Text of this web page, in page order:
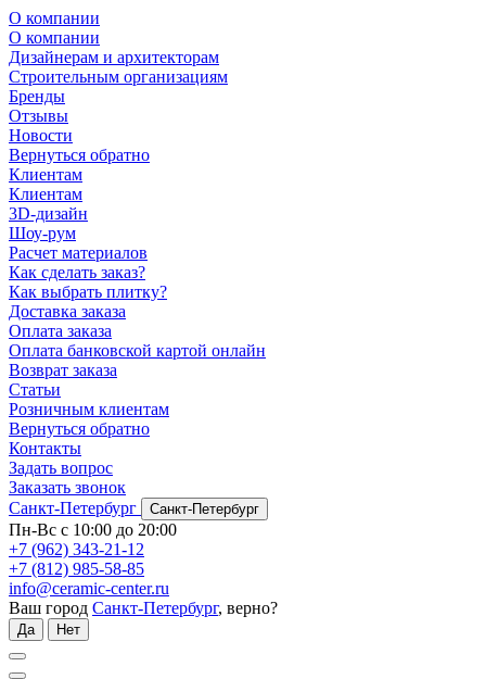
О компании
О компании
Дизайнерам и архитекторам
Строительным организациям
Бренды
Отзывы
Новости
Вернуться обратно
Клиентам
Клиентам
3D-дизайн
Шоу-рум
Расчет материалов
Как сделать заказ?
Как выбрать плитку?
Доставка заказа
Оплата заказа
Оплата банковской картой онлайн
Возврат заказа
Статьи
Розничным клиентам
Вернуться обратно
Контакты
Задать вопрос
Заказать звонок
Санкт-Петербург
Санкт-Петербург
Пн-Вс с 10:00 до 20:00
+7 (962) 343-21-12
+7 (812) 985-58-85
info@ceramic-center.ru
Ваш город Санкт-Петербург, верно?
Да Нет